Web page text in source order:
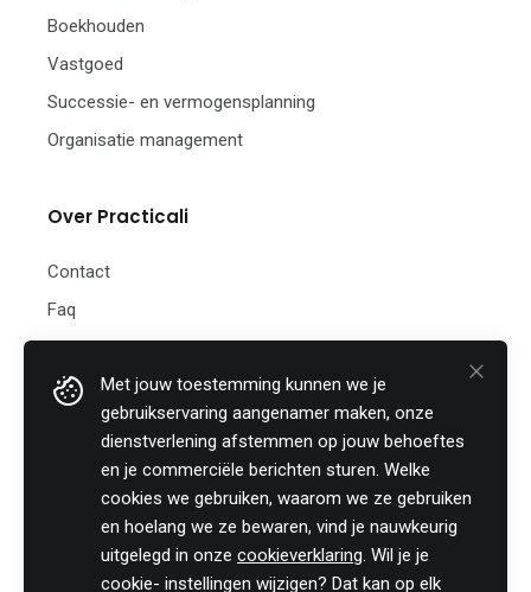
Met jouw toestemming kunnen we je
gebruikservaring aangenamer maken, onze
dienstverlening afstemmen op jouw behoeftes
en je commerciële berichten sturen. Welke
cookies we gebruiken, waarom we ze gebruiken
en hoelang we ze bewaren, vind je nauwkeurig
uitgelegd in onze cookieverklaring. Wil je je
cookie- instellingen wijzigen? Dat kan op elk
Boekhouden
Vastgoed
Successie- en vermogensplanning
Organisatie management
Over Practicali
Contact
Faq
Nieuwsbrief
Practicali bv
Hof te Perremans 16
+32 (0)46 820 02 12
Fax: +32 (0)51 85 00 78
E-mail: info@practicali.be